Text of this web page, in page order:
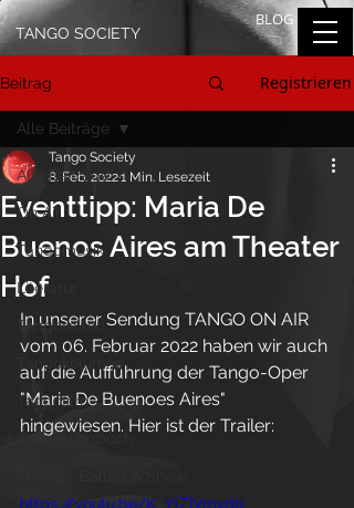
BLOG
TANGO SOCIETY
Beitrag Registrieren
Alle Beiträge
On Air
Tangomusik
Literatur
Tangoreisen
Tangokolumne
Tangofilm
Tango-Logbuch
Alle Beiträge
Eventtipp: Maria De
Buenos Aires am Theater
Hof
Tango Society
8. Feb. 20221 Min. Lesezeit
In unserer Sendung TANGO ON AIR
vom 06. Februar 2022 haben wir auch
auf die Aufführung der Tango-Oper
"Maria De Buenoes Aires"
hingewiesen. Hier ist der Trailer:
https://youtu.be/K_Y1ZiVmvd0